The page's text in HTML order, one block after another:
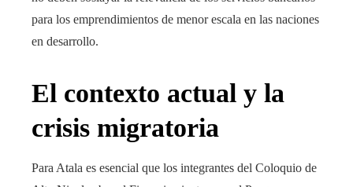
para los emprendimientos de menor escala en las naciones
en desarrollo.
El contexto actual y la
crisis migratoria
Para Atala es esencial que los integrantes del Coloquio de